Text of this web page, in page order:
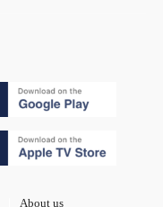
About us